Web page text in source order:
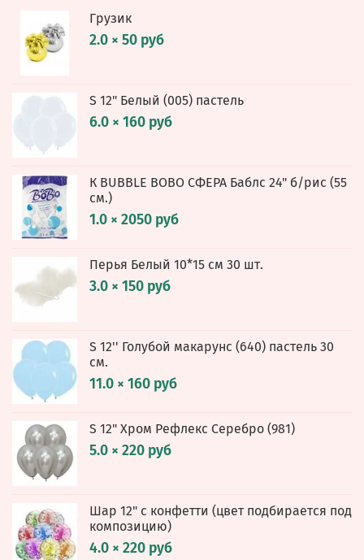
Грузик
2.0 × 50 руб
S 12" Белый (005) пастель
6.0 × 160 руб
К BUBBLE BOBO СФЕРА Баблс 24" б/рис (55
см.)
1.0 × 2050 руб
Перья Белый 10*15 см 30 шт.
3.0 × 150 руб
S 12'' Голубой макарунс (640) пастель 30
см.
11.0 × 160 руб
S 12" Хром Рефлекс Серебро (981)
5.0 × 220 руб
Шар 12" с конфетти (цвет подбирается под
композицию)
4.0 × 220 руб